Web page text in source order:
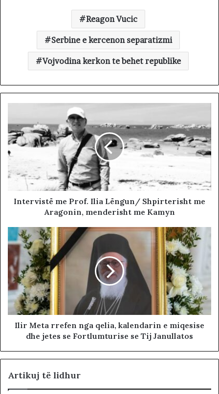
Reagon Vucic
Serbine e kercenon separatizmi
Vojvodina kerkon te behet republike
Intervistë me Prof. Ilia Lëngun/ Shpirterisht me
Aragonin, menderisht me Kamyn
Ilir Meta rrefen nga qelia, kalendarin e miqesise
dhe jetes se Fortlumturise se Tij Janullatos
Artikuj të lidhur